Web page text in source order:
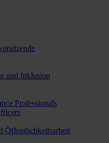
und Inklusion
Professionals
Öffentlichkeitsarbeit